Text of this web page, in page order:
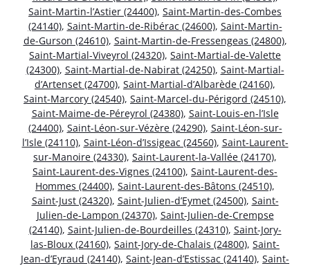
Saint-Martin-l’Astier (24400), Saint-Martin-des-Combes
(24140), Saint-Martin-de-Ribérac (24600), Saint-Martin-
de-Gurson (24610), Saint-Martin-de-Fressengeas (24800),
Saint-Martial-Viveyrol (24320), Saint-Martial-de-Valette
(24300), Saint-Martial-de-Nabirat (24250), Saint-Martial-
d’Artenset (24700), Saint-Martial-d’Albarède (24160),
Saint-Marcory (24540), Saint-Marcel-du-Périgord (24510),
Saint-Maime-de-Péreyrol (24380), Saint-Louis-en-l’Isle
(24400), Saint-Léon-sur-Vézère (24290), Saint-Léon-sur-
l’Isle (24110), Saint-Léon-d’Issigeac (24560), Saint-Laurent-
sur-Manoire (24330), Saint-Laurent-la-Vallée (24170),
Saint-Laurent-des-Vignes (24100), Saint-Laurent-des-
Hommes (24400), Saint-Laurent-des-Bâtons (24510),
Saint-Just (24320), Saint-Julien-d’Eymet (24500), Saint-
Julien-de-Lampon (24370), Saint-Julien-de-Crempse
(24140), Saint-Julien-de-Bourdeilles (24310), Saint-Jory-
las-Bloux (24160), Saint-Jory-de-Chalais (24800), Saint-
Jean-d’Eyraud (24140), Saint-Jean-d’Estissac (24140), Saint-